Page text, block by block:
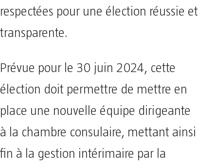
respectées pour une élection réussie et
transparente.
Prévue pour le 30 juin 2024, cette
élection doit permettre de mettre en
place une nouvelle équipe dirigeante
à la chambre consulaire, mettant ainsi
fin à la gestion intérimaire par la